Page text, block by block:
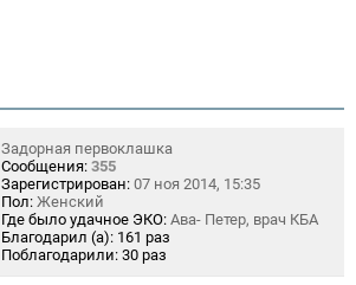
Задорная первоклашка
Сообщения: 355
Зарегистрирован: 07 ноя 2014, 15:35
Пол: Женский
Где было удачное ЭКО: Ава- Петер, врач КБА
Благодарил (а): 161 раз
Поблагодарили: 30 раз